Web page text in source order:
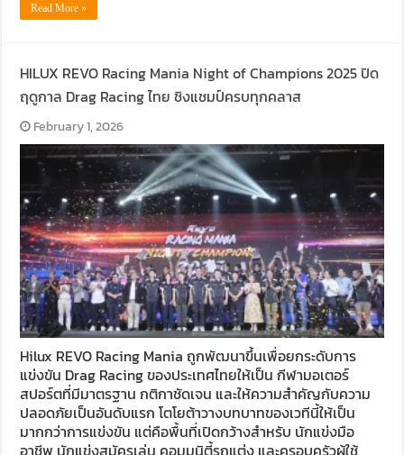
Read More »
HILUX REVO Racing Mania Night of Champions 2025 ปิด
ฤดูกาล Drag Racing ไทย ชิงแชมป์ครบทุกคลาส
February 1, 2026
Hilux REVO Racing Mania ถูกพัฒนาขึ้นเพื่อยกระดับการ
แข่งขัน Drag Racing ของประเทศไทยให้เป็น กีฬามอเตอร์
สปอร์ตที่มีมาตรฐาน กติกาชัดเจน และให้ความสำคัญกับความ
ปลอดภัยเป็นอันดับแรก โตโยต้าวางบทบาทของเวทีนี้ให้เป็น
มากกว่าการแข่งขัน แต่คือพื้นที่เปิดกว้างสำหรับ นักแข่งมือ
อาชีพ นักแข่งสมัครเล่น คอมมูนิตี้รถแต่ง และครอบครัวผู้ใช้